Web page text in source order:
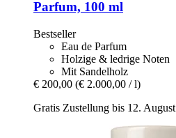
Parfum, 100 ml
Bestseller
Eau de Parfum
Holzige & ledrige Noten
Mit Sandelholz
€ 200,00 (€ 2.000,00 / l)
Gratis Zustellung bis 12. August